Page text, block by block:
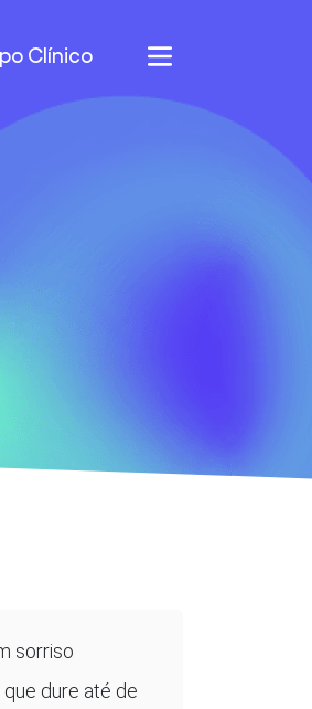
Clínico
sorriso
dure até de